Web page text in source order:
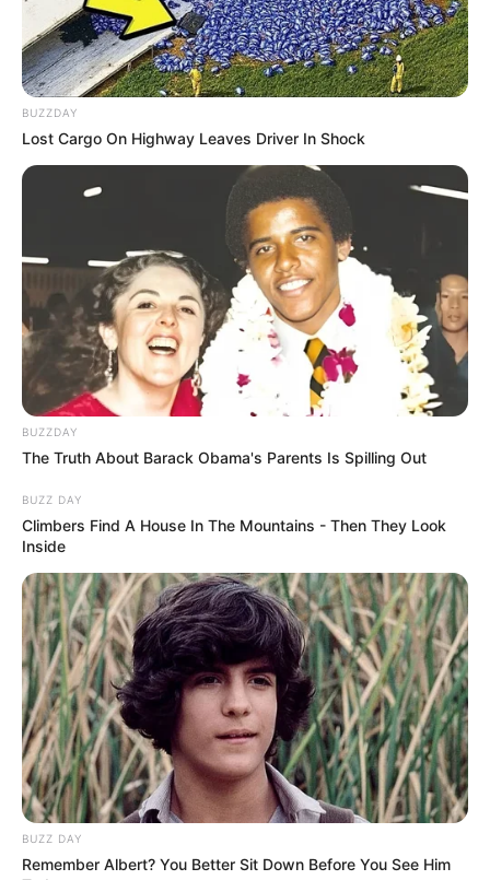
BUZZDAY
Lost Cargo On Highway Leaves Driver In Shock
BUZZDAY
The Truth About Barack Obama's Parents Is Spilling Out
BUZZ DAY
Climbers Find A House In The Mountains - Then They Look
Inside
BUZZ DAY
Remember Albert? You Better Sit Down Before You See Him